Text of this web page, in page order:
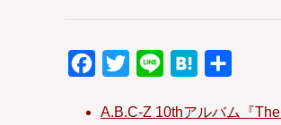
c
i
n
t
A.B.C-Z 10thアルバム『